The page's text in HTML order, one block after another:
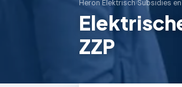
Heron Elektrisch›Subsidies
ZZP